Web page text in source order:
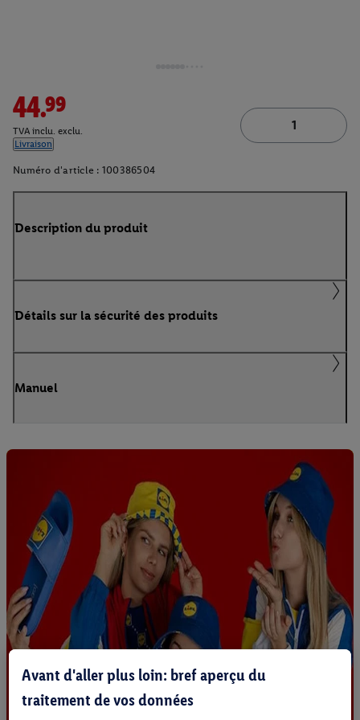
44.99
TVA inclu. exclu.
Livraison
Numéro d'article : 100386504
Description du produit
Détails sur la sécurité des produits
Manuel
Avant d'aller plus loin: bref aperçu du
traitement de vos données